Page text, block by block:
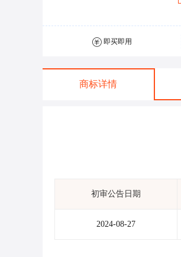
即买即用
商标详情
初审公告日期
2024-08-27